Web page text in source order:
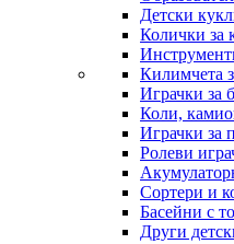
Детски
Колички за
Килимчета
Играчки за
Коли,
Играчки за
Ролеви
Сортери и
Басейни с
Други